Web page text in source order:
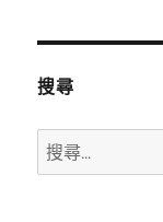
搜尋
搜
尋